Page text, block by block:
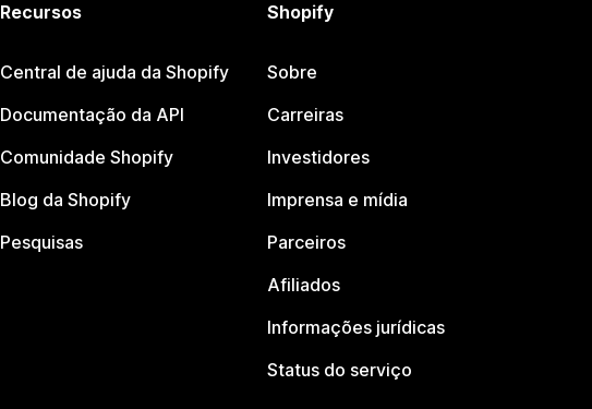
Recursos
Central de ajuda da Shopify
Documentação da API
Comunidade Shopify
Blog da Shopify
Pesquisas
Shopify
Sobre
Carreiras
Investidores
Imprensa e mídia
Parceiros
Afiliados
Informações jurídicas
Status do serviço